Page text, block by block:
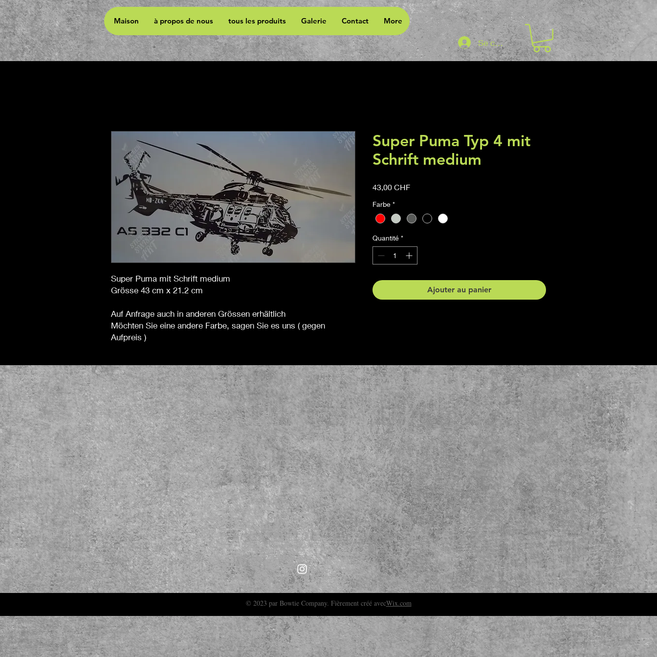
Maison à propos de nous tous les produits Galerie Contact More
Se connecter
Super Puma mit Schrift medium
Grösse 43 cm x 21.2 cm
Auf Anfrage auch in anderen Grössen erhältlich
Möchten Sie eine andere Farbe, sagen Sie es uns ( gegen
Aufpreis )
Super Puma Typ 4 mit
Schrift medium
43,00 CHFPrix
Farbe *
Quantité *
Ajouter au panier
© 2023 par Bowtie Company. Fièrement créé avecWix.com